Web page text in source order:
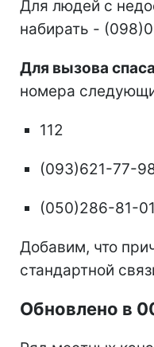
Для людей с
набирать -
Для вызова
номера
112
(093)621-77-
(050)286-81-01
Добавим, что
стандартной
Обновлено в